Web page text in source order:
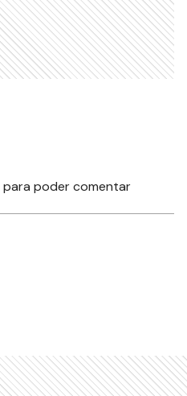
para poder comentar